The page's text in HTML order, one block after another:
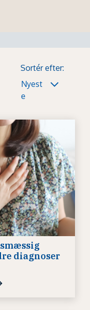
Sortér efter:
Nyest
e
diagnoser